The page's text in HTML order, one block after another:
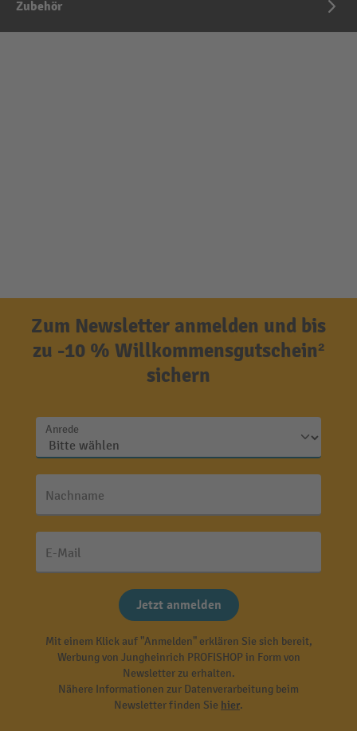
Zubehör
Zum Newsletter anmelden und bis
zu -10 % Willkommensgutschein²
sichern
Anrede
Nachname
E-Mail
Jetzt anmelden
Mit einem Klick auf "Anmelden" erklären Sie sich bereit,
Werbung von Jungheinrich PROFISHOP in Form von
Newsletter zu erhalten.
Nähere Informationen zur Datenverarbeitung beim
Newsletter finden Sie hier.